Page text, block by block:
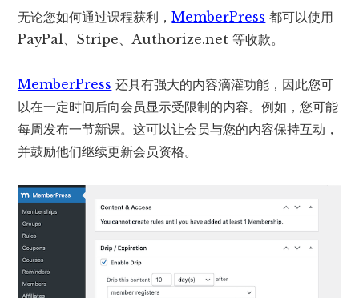
无论您如何通过课程获利，MemberPress 都可以使用
PayPal、Stripe、Authorize.net 等收款。
MemberPress 还具有强大的内容滴灌功能，因此您可
以在一定时间后向会员显示受限制的内容。例如，您可能
每周发布一节新课。这可以让会员与您的内容保持互动，
并鼓励他们继续更新会员资格。